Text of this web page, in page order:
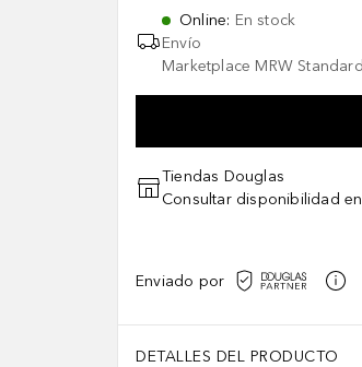
Online: En stock
Envío
Marketplace MRW
Tiendas Douglas
Consultar disponibilidad
Enviado por
DETALLES DEL PRODUCTO